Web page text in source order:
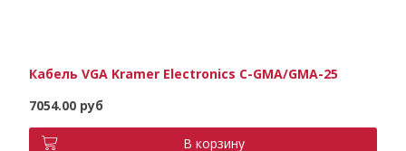
Кабель VGA Kramer Electronics C-GMA/GMA-25
7054.00 руб
В корзину